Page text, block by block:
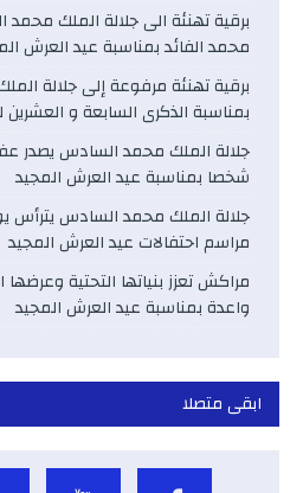
برقية تهنئة الى جلالة الملك
محمد الفائد بمناسبة عيد العرش
برقية تهنئة مرفوعة إلى جلالة
بمناسبة الذكرى السابعة و
شخصا بمناسبة عيد العرش المجيد
جلالة الملك محمد السادس
مراسم احتفالات عيد العرش المجيد
مراكش تعزز بنياتها التحتية
واعدة بمناسبة عيد العرش المجيد
ابقى متصلا